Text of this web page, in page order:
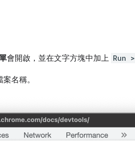
會開啟，並在文字方塊中加上 Run >
名稱。